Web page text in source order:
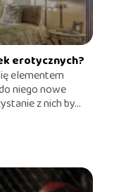
erotycznych?
elementem
niego nowe
z nich by...